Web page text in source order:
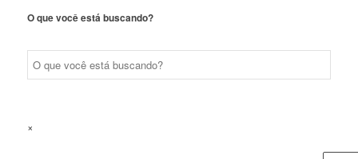
O que você está buscando?
×